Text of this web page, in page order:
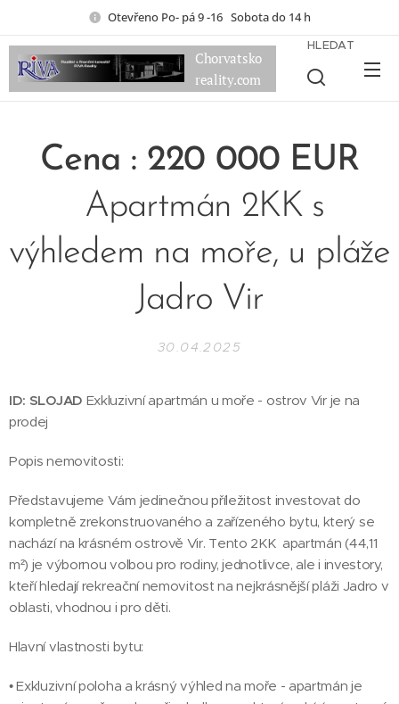
Otevřeno Po- pá 9 -16 Sobota do 14 h
Chorvatsko
reality.com
HLEDAT
Cena : 220 000 EUR
Apartmán 2KK s
výhledem na moře, u pláže
Jadro Vir
30.04.2025
ID: SLOJAD Exkluzivní apartmán u moře - ostrov Vir je na
prodej
Popis nemovitosti:
Představujeme Vám jedinečnou příležitost investovat do
kompletně zrekonstruovaného a zařízeného bytu, který se
nachází na krásném ostrově Vir. Tento 2KK apartmán (44,11
m²) je výbornou volbou pro rodiny, jednotlivce, ale i investory,
kteří hledají rekreační nemovitost na nejkrásnější pláži Jadro v
oblasti, vhodnou i pro děti.
Hlavní vlastnosti bytu:
• Exkluzivní poloha a krásný výhled na moře - apartmán je